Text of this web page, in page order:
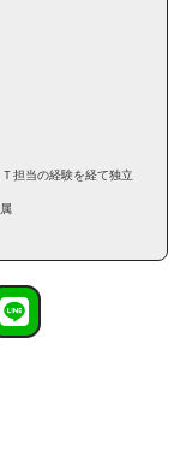
担当の経験を経て独立